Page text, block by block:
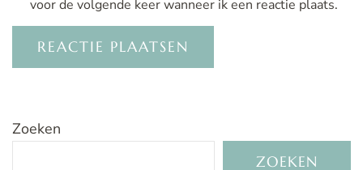
voor de volgende keer wanneer ik een reactie plaats.
Zoeken
ZOEKEN